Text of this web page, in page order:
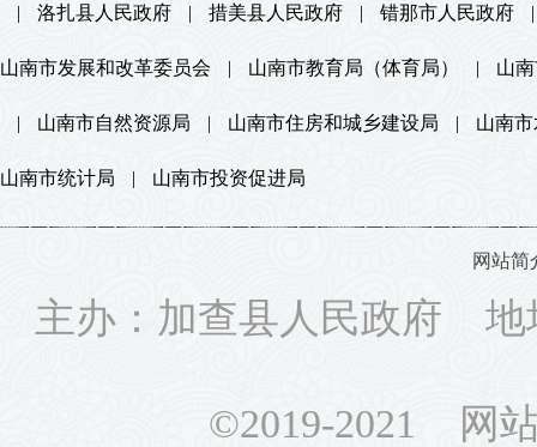
| 洛扎县人民政府 | 措美县人民政府 | 错那市人民政府 |
山南市发展和改革委员会 | 山南市教育局（体育局） | 山
| 山南市自然资源局 | 山南市住房和城乡建设局 | 山南
山南市统计局 | 山南市投资促进局
网站简
主办：加查县人民政府 地
©2019-2021 网